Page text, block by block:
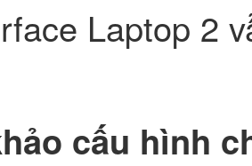
Laptop 2
cấu hình